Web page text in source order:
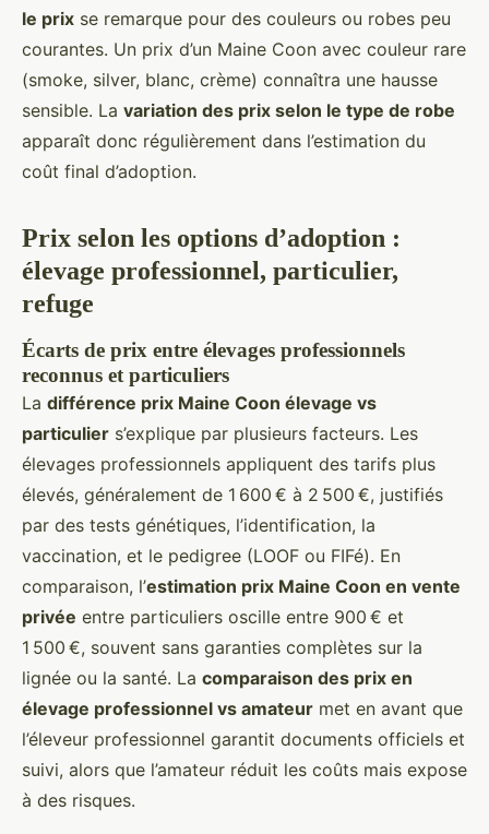
le prix se remarque pour des couleurs ou robes peu
courantes. Un prix d’un Maine Coon avec couleur rare
(smoke, silver, blanc, crème) connaîtra une hausse
sensible. La variation des prix selon le type de robe
apparaît donc régulièrement dans l’estimation du
coût final d’adoption.
Prix selon les options d’adoption :
élevage professionnel, particulier,
refuge
Écarts de prix entre élevages professionnels
reconnus et particuliers
La différence prix Maine Coon élevage vs
particulier s’explique par plusieurs facteurs. Les
élevages professionnels appliquent des tarifs plus
élevés, généralement de 1 600 € à 2 500 €, justifiés
par des tests génétiques, l’identification, la
vaccination, et le pedigree (LOOF ou FIFé). En
comparaison, l’estimation prix Maine Coon en vente
privée entre particuliers oscille entre 900 € et
1 500 €, souvent sans garanties complètes sur la
lignée ou la santé. La comparaison des prix en
élevage professionnel vs amateur met en avant que
l’éleveur professionnel garantit documents officiels et
suivi, alors que l’amateur réduit les coûts mais expose
à des risques.